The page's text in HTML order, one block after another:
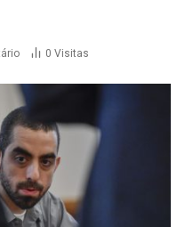
0 Visitas